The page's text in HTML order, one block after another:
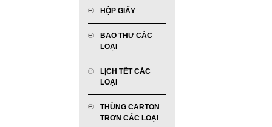
HỘP GIẤY
BAO THƯ CÁC
LOẠI
LỊCH TẾT CÁC
LOẠI
THÙNG CARTON
TRƠN CÁC LOẠI